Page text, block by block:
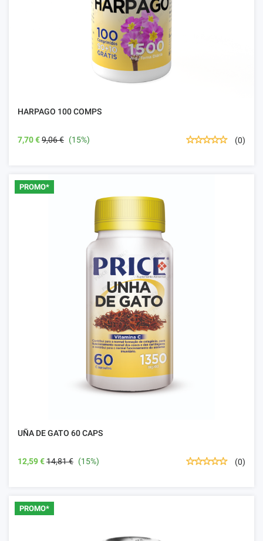
HARPAGO 100 COMPS
7,70 €9,06 € (15%) (0)
PROMO*
UÑA DE GATO 60 CAPS
12,59 €14,81 € (15%) (0)
PROMO*